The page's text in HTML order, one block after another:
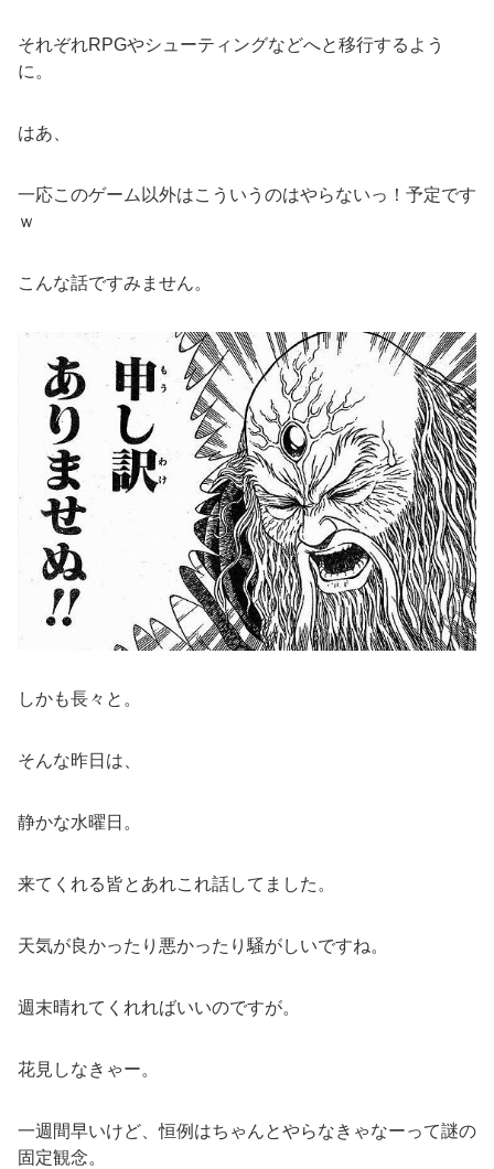
それぞれRPGやシューティングなどへと移行するよう
に。
はあ、
一応このゲーム以外はこういうのはやらないっ！予定です
ｗ
こんな話ですみません。
しかも長々と。
そんな昨日は、
静かな水曜日。
来てくれる皆とあれこれ話してました。
天気が良かったり悪かったり騒がしいですね。
週末晴れてくれればいいのですが。
花見しなきゃー。
一週間早いけど、恒例はちゃんとやらなきゃなーって謎の
固定観念。